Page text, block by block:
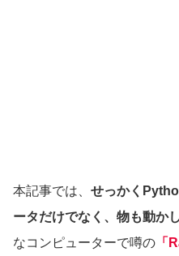
本記事では、 せっかく
ータだけでなく、物も動か
なコンピューターで噂の 「